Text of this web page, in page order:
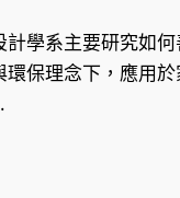
學系主要研究如
環保理念下，應用